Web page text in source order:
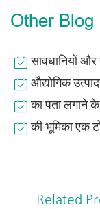
Other Blog
सावधानियों और
औद्योगिक
का पता लगाने के
की भूमिका एक
Related